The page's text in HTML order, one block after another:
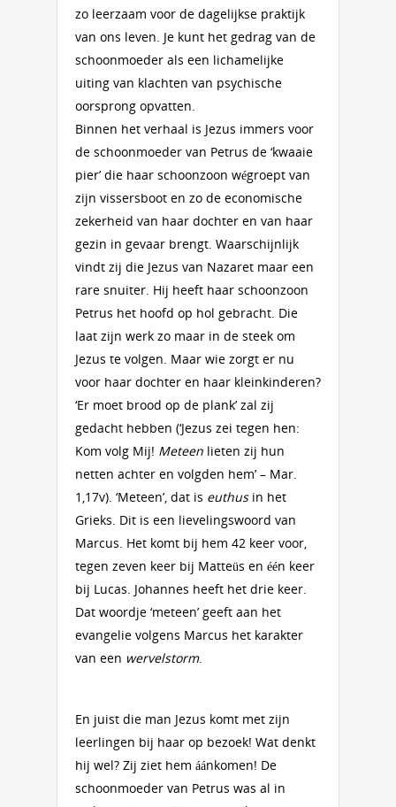
zo leerzaam voor de dagelijkse praktijk
van ons leven. Je kunt het gedrag van de
schoonmoeder als een lichamelijke
uiting van klachten van psychische
oorsprong opvatten.
Binnen het verhaal is Jezus immers voor
de schoonmoeder van Petrus de ‘kwaaie
pier’ die haar schoonzoon wégroept van
zijn vissersboot en zo de economische
zekerheid van haar dochter en van haar
gezin in gevaar brengt. Waarschijnlijk
vindt zij die Jezus van Nazaret maar een
rare snuiter. Hij heeft haar schoonzoon
Petrus het hoofd op hol gebracht. Die
laat zijn werk zo maar in de steek om
Jezus te volgen. Maar wie zorgt er nu
voor haar dochter en haar kleinkinderen?
‘Er moet brood op de plank’ zal zij
gedacht hebben (‘Jezus zei tegen hen:
Kom volg Mij! Meteen lieten zij hun
netten achter en volgden hem’ – Mar.
1,17v). ‘Meteen’, dat is euthusin het
Grieks. Dit is een lievelingswoord van
Marcus. Het komt bij hem 42 keer voor,
tegen zeven keer bij Matteüs en één keer
bij Lucas. Johannes heeft het drie keer.
Dat woordje ‘meteen’ geeft aan het
evangelie volgens Marcus het karakter
van een wervelstorm.
En juist die man Jezus komt met zijn
leerlingen bij haar op bezoek! Wat denkt
hij wel? Zij ziet hem áánkomen! De
schoonmoeder van Petrus was al in